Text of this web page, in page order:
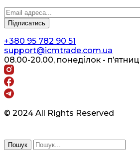
+380 95 782 90 51
support@icmtrade.com.ua
08.00-20.00, понеділок -
© 2024 All Rights Reserved
Пошук